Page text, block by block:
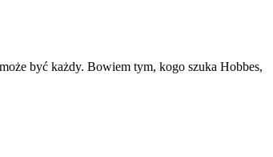
być każdy. Bowiem tym, kogo szuka Hobbes,